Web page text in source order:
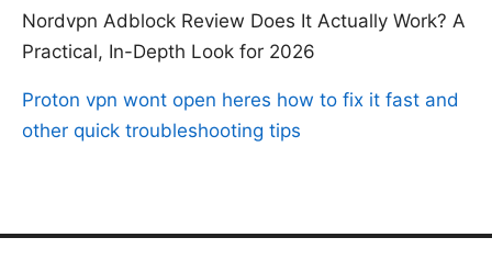
Nordvpn Adblock Review Does It Actually Work? A
Practical, In-Depth Look for 2026
Proton vpn wont open heres how to fix it fast and
other quick troubleshooting tips